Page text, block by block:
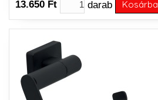
13.650 Ft darab Kosárba